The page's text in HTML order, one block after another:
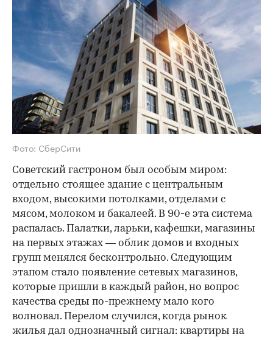
Фото: СберСити
Советский гастроном был особым миром:
отдельно стоящее здание с центральным
входом, высокими потолками, отделами с
мясом, молоком и бакалеей. В 90-е эта система
распалась. Палатки, ларьки, кафешки, магазины
на первых этажах — облик домов и входных
групп менялся бесконтрольно. Следующим
этапом стало появление сетевых магазинов,
которые пришли в каждый район, но вопрос
качества среды по-прежнему мало кого
волновал. Перелом случился, когда рынок
жилья дал однозначный сигнал: квартиры на